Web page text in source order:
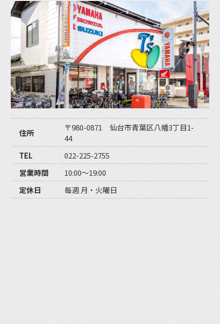
住所
〒980-0871 仙台市青葉区八幡3丁目1-
44
TEL
022-225-2755
営業時間
10:00〜19:00
定休日
毎週 月・火曜日